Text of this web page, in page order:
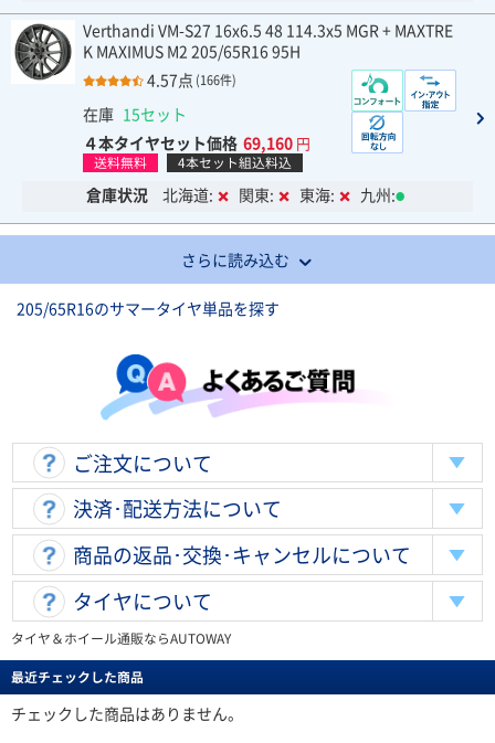
Verthandi VM-S27 16x6.5 48 114.3x5 MGR + MAXTRE
K MAXIMUS M2 205/65R16 95H
4.57点 (166件)
在庫 15セット
４本タイヤセット価格 69,160 円
送料無料 4本セット組込料込
倉庫状況 北海道: 関東: 東海: 九州:
さらに読み込む
205/65R16のサマータイヤ単品を探す
ご注文について
決済･配送方法について
商品の返品･交換･キャンセルについて
タイヤについて
タイヤ＆ホイール通販ならAUTOWAY
最近チェックした商品
チェックした商品はありません。